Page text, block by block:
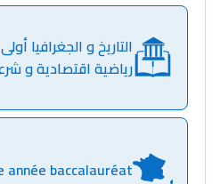
التاريخ و الجغرافيا
رياضية اقتصادية و
année baccalauréat